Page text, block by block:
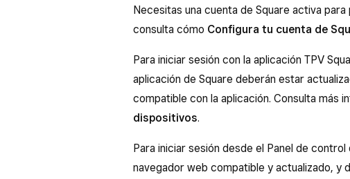
Necesitas una cuenta de Square activa
consulta cómo Configura tu cuenta de
Para iniciar sesión con la aplicación TPV
aplicación de Square deberán estar
compatible con la aplicación. Consulta más
dispositivos.
Para iniciar sesión desde el Panel de
navegador web compatible y actualizado, y